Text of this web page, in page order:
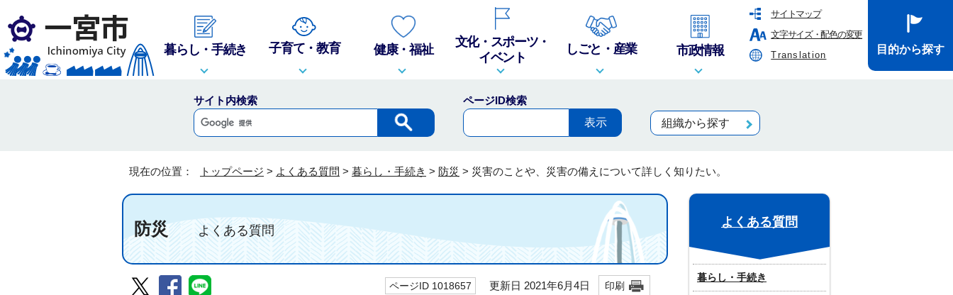
サイトマップ
文字サイズ・配色の変更
Translation
暮らし・手続き 子育て・教育 健康・福祉
文化・スポーツ・
イベント
しごと・産業 市政情報 目的から探す
サイト内検索
ページID検索
組織から探す
現在の位置： トップページ > よくある質問 > 暮らし・手続き > 防災 > 災害のことや、災害の備えについて詳しく知りたい。
防災よくある質問
ページID 1018657 更新日 2021年6月4日 印刷
よくある質問
暮らし・手続き